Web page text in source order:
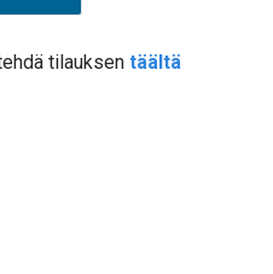
tilauksen täältä